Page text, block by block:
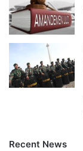
Recent News